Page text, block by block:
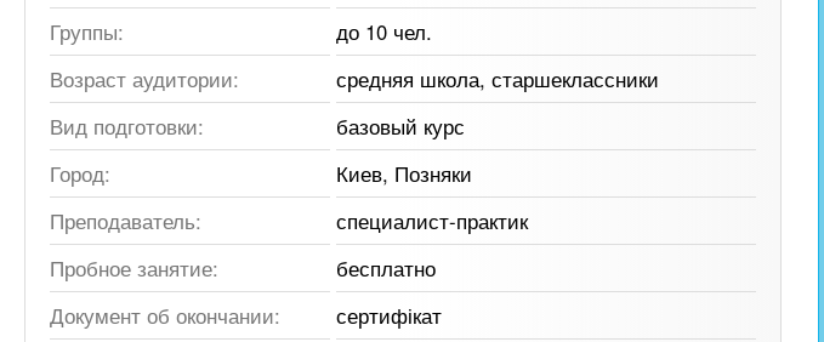
Группы:
до 10 чел.
Возраст аудитории:
средняя школа, старшеклассники
Вид подготовки:
базовый курс
Город:
Киев, Позняки
Преподаватель:
специалист-практик
Пробное занятие:
бесплатно
Документ об окончании:
сертифікат